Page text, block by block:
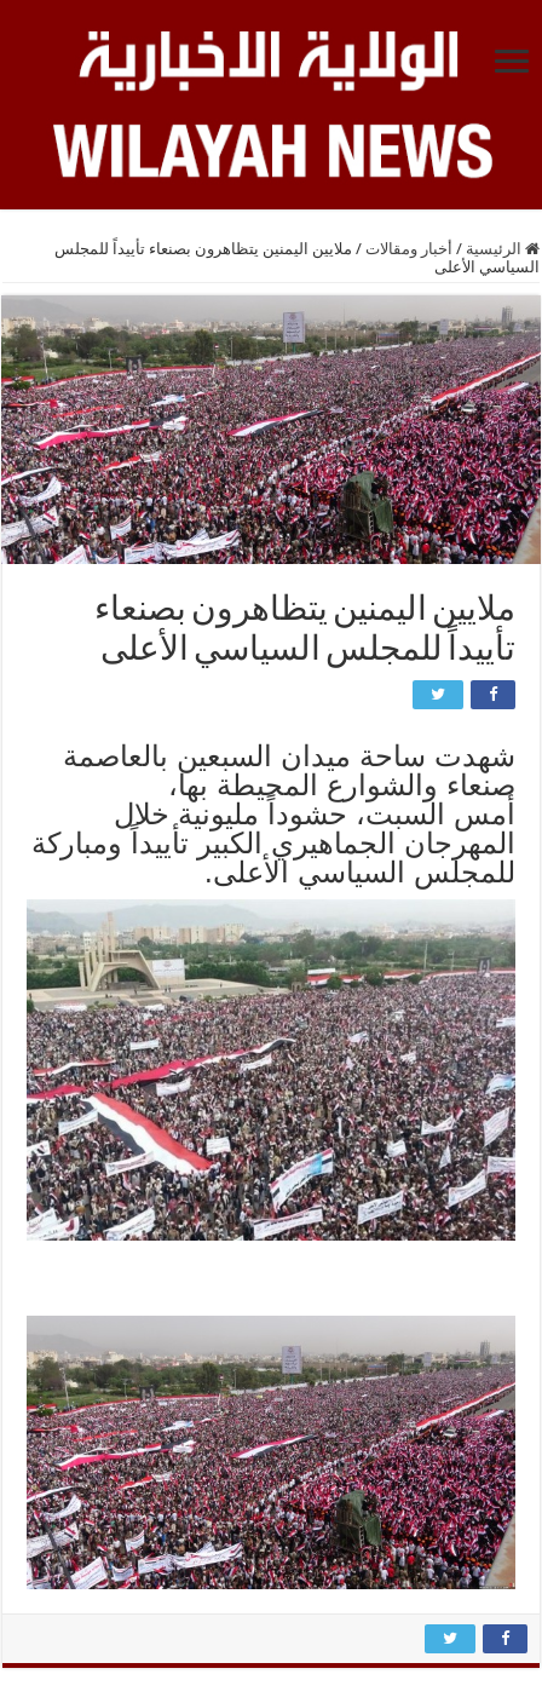
الرئيسية / أخبار ومقالات / ملايين اليمنين يتظاهرون بصنعاء تأييداً للمجلس
السياسي الأعلى
ملايين اليمنين يتظاهرون بصنعاء
تأييداً للمجلس السياسي الأعلى
شهدت ساحة ميدان السبعين بالعاصمة
صنعاء والشوارع المحيطة بها،
أمس السبت، حشوداً مليونية خلال
المهرجان الجماهيري الكبير تأييداً ومباركة
للمجلس السياسي الأعلى.